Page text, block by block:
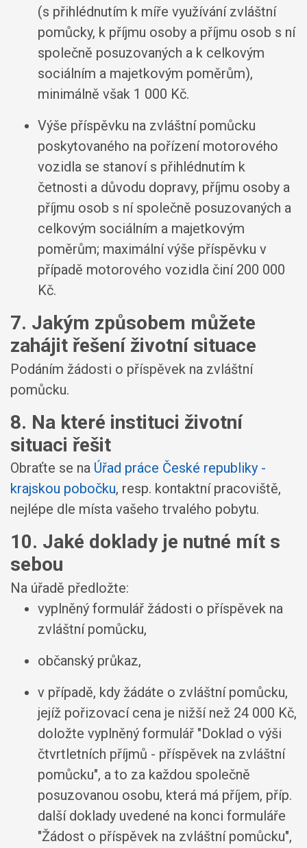
(s přihlédnutím k míře využívání zvláštní
pomůcky, k příjmu osoby a příjmu osob s ní
společně posuzovaných a k celkovým
sociálním a majetkovým poměrům),
minimálně však 1 000 Kč.
Výše příspěvku na zvláštní pomůcku
poskytovaného na pořízení motorového
vozidla se stanoví s přihlédnutím k
četnosti a důvodu dopravy, příjmu osoby a
příjmu osob s ní společně posuzovaných a
celkovým sociálním a majetkovým
poměrům; maximální výše příspěvku v
případě motorového vozidla činí 200 000
Kč.
7. Jakým způsobem můžete
zahájit řešení životní situace
Podáním žádosti o příspěvek na zvláštní
pomůcku.
8. Na které instituci životní
situaci řešit
Obraťte se na Úřad práce České republiky -
krajskou pobočku, resp. kontaktní pracoviště,
nejlépe dle místa vašeho trvalého pobytu.
10. Jaké doklady je nutné mít s
sebou
Na úřadě předložte:
vyplněný formulář žádosti o příspěvek na
zvláštní pomůcku,
občanský průkaz,
v případě, kdy žádáte o zvláštní pomůcku,
jejíž pořizovací cena je nižší než 24 000 Kč,
doložte vyplněný formulář "Doklad o výši
čtvrtletních příjmů - příspěvek na zvláštní
pomůcku", a to za každou společně
posuzovanou osobu, která má příjem, příp.
další doklady uvedené na konci formuláře
"Žádost o příspěvek na zvláštní pomůcku",